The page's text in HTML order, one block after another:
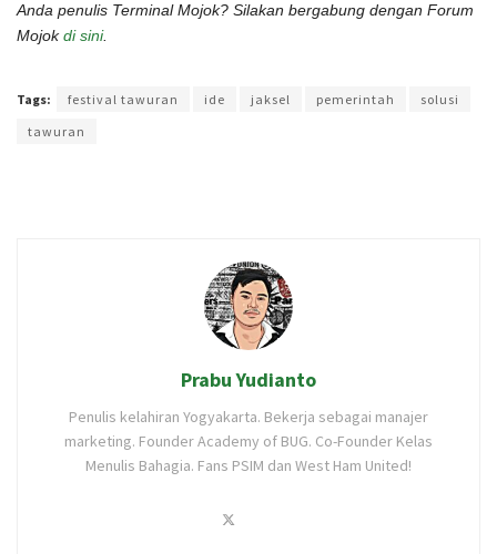
Anda penulis Terminal Mojok? Silakan bergabung dengan Forum
Mojokdi sini.
Tags: festival tawuran ide jaksel pemerintah
solusi
tawuran
Prabu Yudianto
Penulis kelahiran Yogyakarta. Bekerja sebagai manajer
marketing. Founder Academy of BUG. Co-Founder Kelas
Menulis Bahagia. Fans PSIM dan West Ham United!